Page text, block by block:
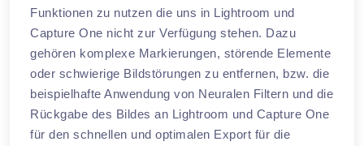
Funktionen zu nutzen die uns in Lightroom und
Capture One nicht zur Verfügung stehen. Dazu
gehören komplexe Markierungen, störende Elemente
oder schwierige Bildstörungen zu entfernen, bzw. die
beispielhafte Anwendung von Neuralen Filtern und die
Rückgabe des Bildes an Lightroom und Capture One
für den schnellen und optimalen Export für die